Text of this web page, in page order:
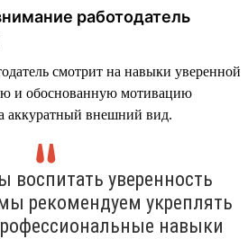
работодатель
смотрит на навыки уверенной
и обоснованную мотивацию
аккуратный внешний вид.
воспитать уверенность
рекомендуем укреплять
навыки